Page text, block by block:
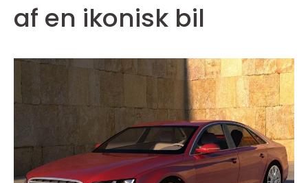
af en ikonisk bil